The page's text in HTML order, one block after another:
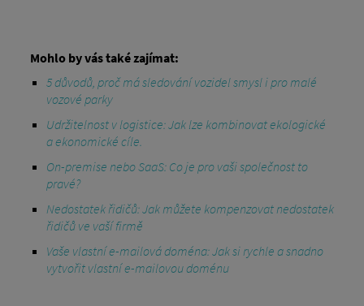
Mohlo by vás také zajímat:
5 důvodů, proč má sledování vozidel smysl i pro malé
vozové parky
Udržitelnost v logistice: Jak lze kombinovat ekologické
a ekonomické cíle.
On-premise nebo SaaS: Co je pro vaši společnost to
pravé?
Nedostatek řidičů: Jak můžete kompenzovat nedostatek
řidičů ve vaší firmě
Vaše vlastní e-mailová doména: Jak si rychle a snadno
vytvořit vlastní e-mailovou doménu